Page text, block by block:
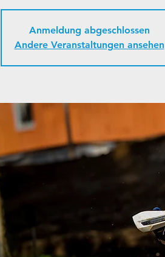
Anmeldung abgeschlossen
Andere Veranstaltungen ansehen